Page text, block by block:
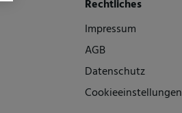
Rechtliches
Impressum
AGB
Datenschutz
Cookieeinstellungen